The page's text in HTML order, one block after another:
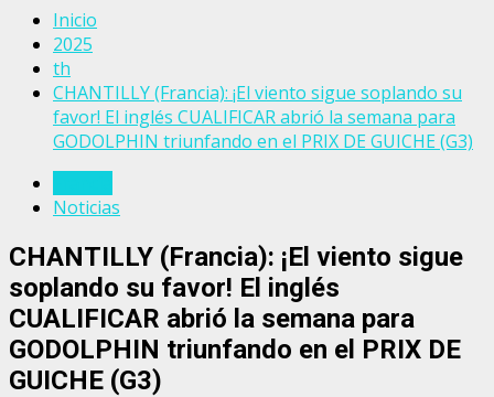
Inicio
2025
th
CHANTILLY (Francia): ¡El viento sigue soplando su
favor! El inglés CUALIFICAR abrió la semana para
GODOLPHIN triunfando en el PRIX DE GUICHE (G3)
Noticias
CHANTILLY (Francia): ¡El viento sigue
soplando su favor! El inglés
CUALIFICAR abrió la semana para
GODOLPHIN triunfando en el PRIX DE
GUICHE (G3)